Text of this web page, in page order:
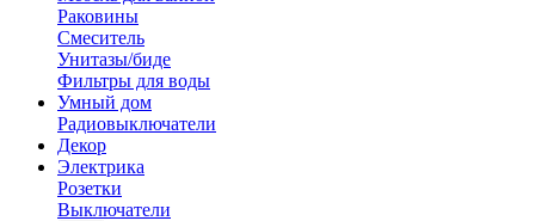
Раковины
Смеситель
Унитазы/биде
Фильтры для воды
Умный дом
Радиовыключатели
Декор
Электрика
Розетки
Выключатели